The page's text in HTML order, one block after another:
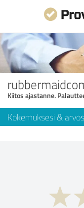
Kiitos ajastanne.
Kokemuksesi &